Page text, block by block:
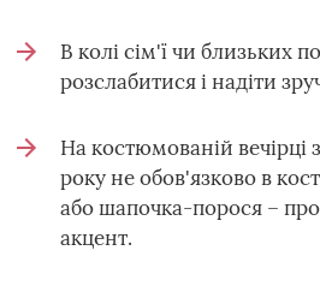
В колі сім'ї чи близьких
розслабитися і надіти
На костюмованій вечірці
року не обов'язково в
або шапочка-порося –
акцент.